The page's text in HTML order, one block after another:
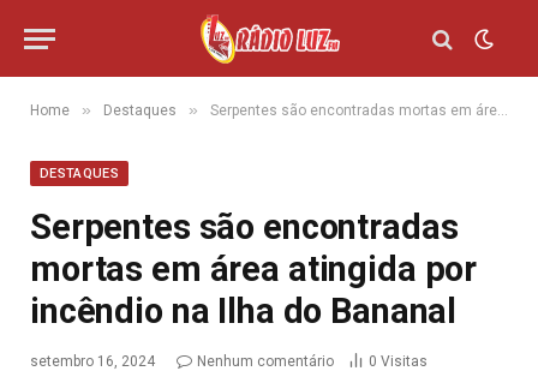
Home » Destaques » Serpentes são encontradas mortas em área atingida por incêndio na Ilha do Bananal
DESTAQUES
Serpentes são encontradas
mortas em área atingida por
incêndio na Ilha do Bananal
setembro 16, 2024 Nenhum comentário 0 Visitas